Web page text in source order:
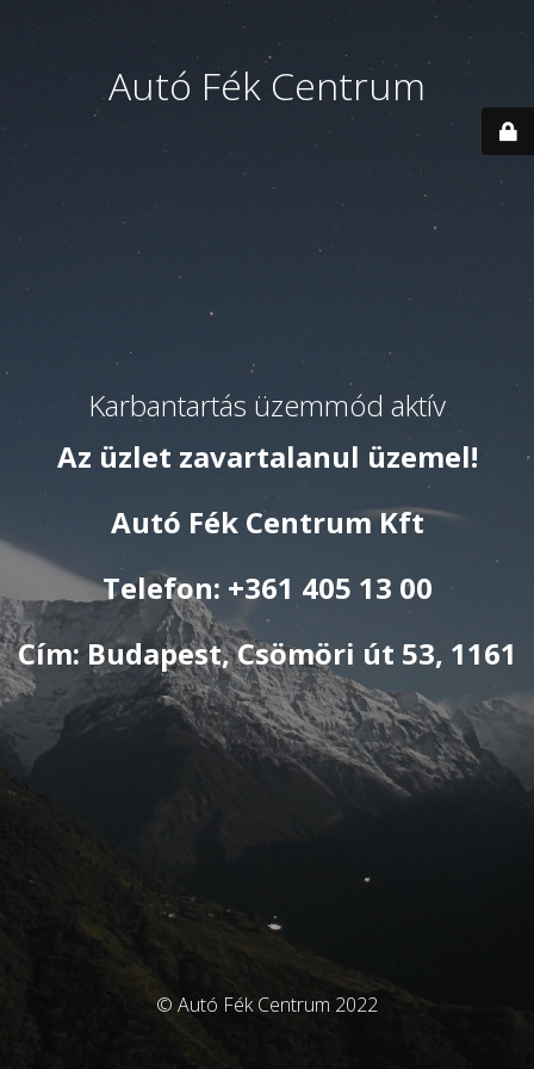
Autó Fék Centrum
Karbantartás üzemmód aktív
Az üzlet zavartalanul üzemel!
Autó Fék Centrum Kft
Telefon: +361 405 13 00
Cím: Budapest, Csömöri út 53, 1161
© Autó Fék Centrum 2022